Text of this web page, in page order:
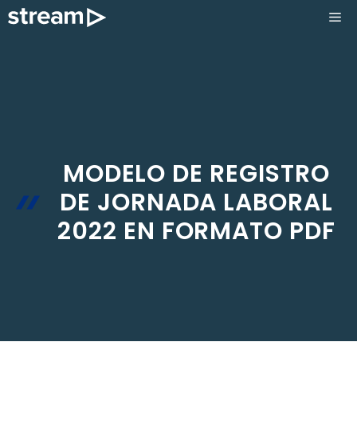
Saltar
MODELO DE REGISTRO
DE JORNADA LABORAL
2022 EN FORMATO PDF